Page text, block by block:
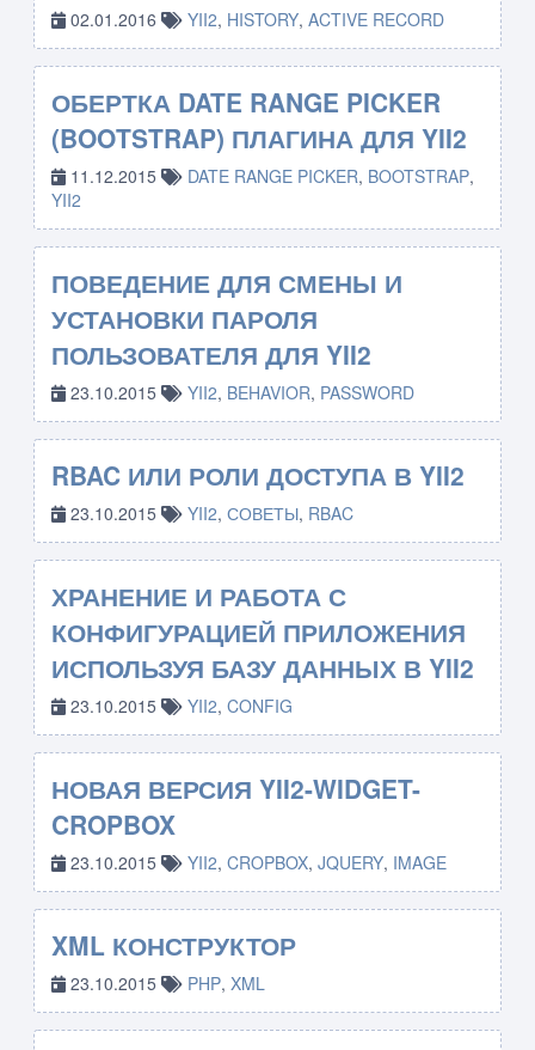
02.01.2016 YII2, HISTORY, ACTIVE RECORD
ОБЕРТКА DATE RANGE PICKER
(BOOTSTRAP) ПЛАГИНА ДЛЯ YII2
11.12.2015 DATE RANGE PICKER, BOOTSTRAP,
YII2
ПОВЕДЕНИЕ ДЛЯ СМЕНЫ И
УСТАНОВКИ ПАРОЛЯ
ПОЛЬЗОВАТЕЛЯ ДЛЯ YII2
23.10.2015 YII2, BEHAVIOR, PASSWORD
RBAC ИЛИ РОЛИ ДОСТУПА В YII2
23.10.2015 YII2, СОВЕТЫ, RBAC
ХРАНЕНИЕ И РАБОТА С
КОНФИГУРАЦИЕЙ ПРИЛОЖЕНИЯ
ИСПОЛЬЗУЯ БАЗУ ДАННЫХ В YII2
23.10.2015 YII2, CONFIG
НОВАЯ ВЕРСИЯ YII2-WIDGET-
CROPBOX
23.10.2015 YII2, CROPBOX, JQUERY, IMAGE
XML КОНСТРУКТОР
23.10.2015 PHP, XML